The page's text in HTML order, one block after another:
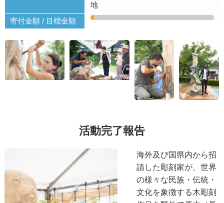
地
寄付金額 / 目標金額
活動完了報告
海外及び国県内から招
請した彫刻家が、世界
の様々な民族・伝統・
文化を象徴する木彫刻